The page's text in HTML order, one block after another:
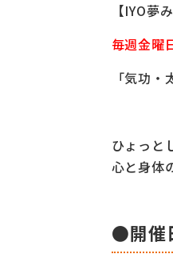
【IYO夢
毎週金曜
「気功・
ひょっと
心と身体
●開催